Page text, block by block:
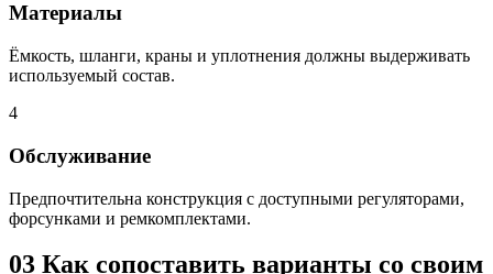
Материалы
Ёмкость, шланги, краны и уплотнения должны выдерживать
используемый состав.
4
Обслуживание
Предпочтительна конструкция с доступными регуляторами,
форсунками и ремкомплектами.
03 Как сопоставить варианты со своим